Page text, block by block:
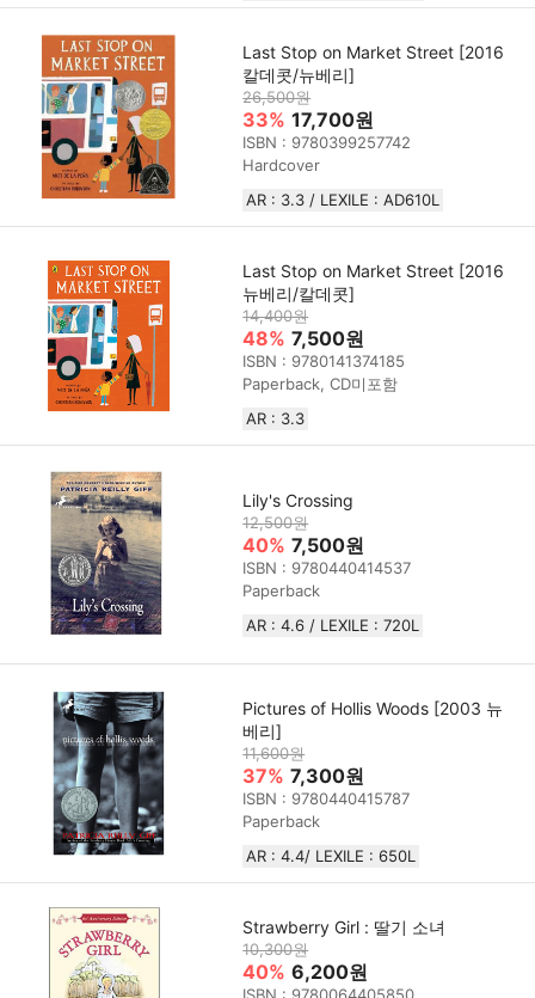
Last Stop on Market Street [2016
칼데콧/뉴베리]
26,500원
33% 17,700원
ISBN : 9780399257742
Hardcover
AR : 3.3 / LEXILE : AD610L
Last Stop on Market Street [2016
뉴베리/칼데콧]
14,400원
48% 7,500원
ISBN : 9780141374185
Paperback, CD미포함
AR : 3.3
Lily's Crossing
12,500원
40% 7,500원
ISBN : 9780440414537
Paperback
AR : 4.6 / LEXILE : 720L
Pictures of Hollis Woods [2003 뉴
베리]
11,600원
37% 7,300원
ISBN : 9780440415787
Paperback
AR : 4.4/ LEXILE : 650L
Strawberry Girl : 딸기 소녀
10,300원
40% 6,200원
ISBN : 9780064405850